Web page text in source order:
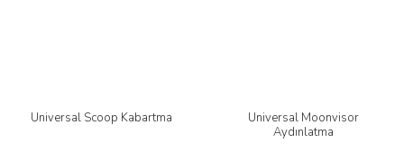
Universal Scoop Kabartma
Universal Moonvisor
Aydınlatma